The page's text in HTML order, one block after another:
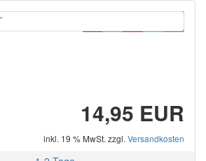
14,95 EUR
inkl. 19 % MwSt. zzgl. Versandkosten